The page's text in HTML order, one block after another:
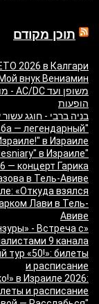
תוכן מקודם
2026 в Калгари
внук Вениамин
הופעות
בניה ברבי - חוגג עשור על הבמות! 2026 -
— легендарный
в Израиле
"Песняры — Pesniary" в Израиле
— концерт Гарика
в Тель-Авиве
«Откуда взялся
Лави в Тель-
Авиве
- Встреча с
9 канала
тур «50!»: билеты
и расписание
в Израиле 2026:
и расписание